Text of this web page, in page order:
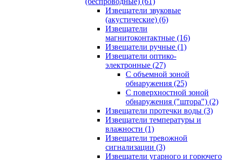
Извещатели звуковые
(акустические) (6)
Извещатели
магнитоконтактные (16)
Извещатели ручные (1)
Извещатели оптико-
электронные (27)
С объемной зоной
обнаружения (25)
С поверхностной зоной
обнаружения ("штора") (2)
Извещатели протечки воды (3)
Извещатели температуры и
влажности (1)
Извещатели тревожной
сигнализации (3)
Извещатели угарного и горючего